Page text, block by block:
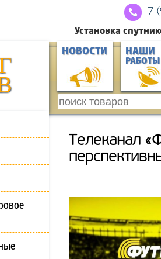
7
Установка
НОВОСТИ НАШИ
РАБОТЫ
Телеканал